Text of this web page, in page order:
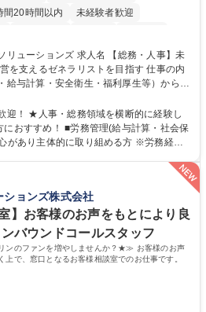
間20時間以内
未経験者歓迎
交通費支給 土日祝休み 寮・社宅あり
求人名 【総務・人事】未
えるゼネラリストを目指す 仕事の内
給与計算・安全衛生・福利厚生等）からお
用・教育業務へ守備範囲を広げ、組織運
働時間管理、給与
理、安全衛生、健康経営推進等をお任せ
管理など、幅広く経験を積んでいただき
寧に教えるため、ご経験が浅くても安心！
適な環境です。 募集職種 【総
ープ/組織運営を支えるゼネラリストを目
迎！ ★人事・総務領域を横断的に経験し
管理(給与計算・社会保
があり主体的に取り組める方 ※労務経験
い 【尚可】■人事、労務、採用、教育業務
社会保険手続き・勤怠管理など）の経験
短大
ションズ株式会社
】お客様のお声をもとにより良
バウンドコールスタッフ
ンのファンを増やしませんか？★≫ お客様のお声
上で、窓口となるお客様相談室でのお仕事です。